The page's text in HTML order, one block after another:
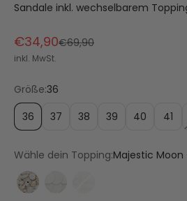
Sandale inkl. wechselbarem
Angebot
€34,90Regulärer Preis
€69,90
inkl. MwSt.
Größe:36
36 37 38 39 40 41
Wähle dein Topping:Majestic
Majestic Moon - White
Shiny Plate - Crema